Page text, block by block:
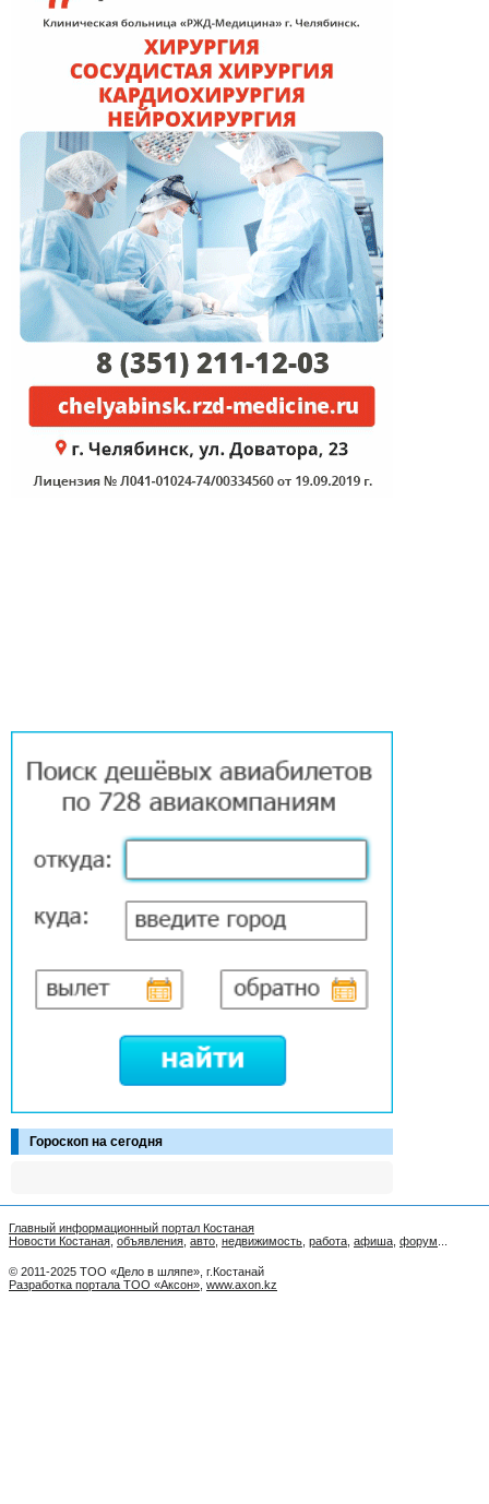
Гороскоп на сегодня
Главный информационный портал Костаная
Новости Костаная объявления авто недвижимость работа афиша форум
© 2011-2025 ТОО «Дело в шляпе», г.Костанай
Разработка портала ТОО «Аксон» www.axon.kz